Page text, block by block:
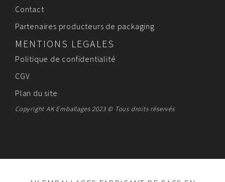
Contact
Partenaires producteurs de packaging
MENTIONS LEGALES
Politique de confidentialité
CGV
Plan du site
Copyright AK Emballages 2023 © Tous droits réservés